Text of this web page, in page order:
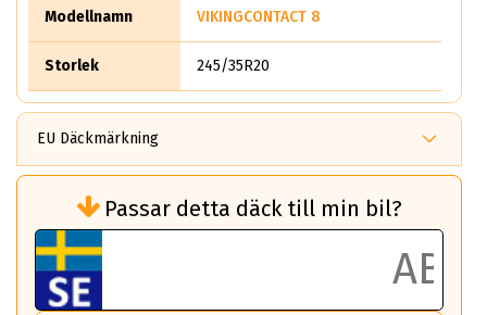
Modellnamn VIKINGCONTACT 8
Storlek 245/35R20
EU Däckmärkning
bränsleförbrukningen)
Det ska vara en betygsskala från klass A
till G för rullmotstånd.
Ett klass A däck kommer ha 6,5% bättre
bränsleförbrukning än ett klass G däck.
Passar detta däck till min bil?